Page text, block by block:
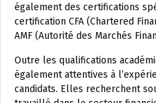
également des certifications
certification CFA (Chartered
AMF (Autorité des Marchés
Outre les qualifications
également attentives à
candidats. Elles recherchent